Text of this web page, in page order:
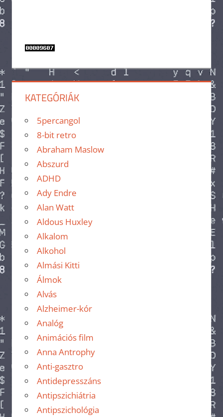
KATEGÓRIÁK
5percangol
8-bit retro
Abraham Maslow
Abszurd
ADHD
Ady Endre
Alan Watt
Aldous Huxley
Alkalom
Alkohol
Almási Kitti
Álmok
Alvás
Alzheimer-kór
Analóg
Animációs film
Anna Antrophy
Anti-gasztro
Antidepresszáns
Antipszichiátria
Antipszichológia